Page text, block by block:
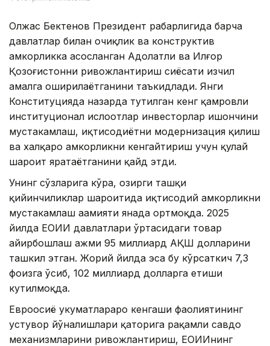
Олжас Бектенов Президент раҳбарлигида барча
давлатлар билан очиқлик ва конструктив
ҳамкорликка асосланган Адолатли ва Илғор
Қозоғистонни ривожлантириш сиёсати изчил
амалга оширилаётганини таъкидлади. Янги
Конституцияда назарда тутилган кенг қамровли
институционал ислоҳотлар инвесторлар ишончини
мустаҳкамлаш, иқтисодиётни модернизация қилиш
ва халқаро ҳамкорликни кенгайтириш учун қулай
шароит яратаётганини қайд этди.
Унинг сўзларига кўра, ҳозирги ташқи
қийинчиликлар шароитида иқтисодий ҳамкорликни
мустаҳкамлаш аҳамияти янада ортмоқда. 2025
йилда ЕОИИ давлатлари ўртасидаги товар
айирбошлаш ҳажми 95 миллиард АҚШ долларини
ташкил этган. Жорий йилда эса бу кўрсаткич 7,3
фоизга ўсиб, 102 миллиард долларга етиши
кутилмоқда.
Евроосиё ҳукуматлараро кенгаши фаолиятининг
устувор йўналишлари қаторига рақамли савдо
механизмларини ривожлантириш, ЕОИИнинг